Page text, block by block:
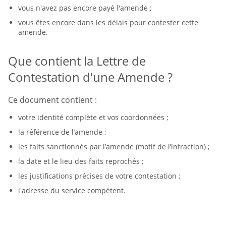
vous n'avez pas encore payé l'amende ;
vous êtes encore dans les délais pour contester cette
amende.
Que contient la Lettre de
Contestation d'une Amende ?
Ce document contient :
votre identité complète et vos coordonnées ;
la référence de l’amende ;
les faits sanctionnés par l’amende (motif de l’infraction) ;
la date et le lieu des faits reprochés ;
les justifications précises de votre contestation ;
l'adresse du service compétent.